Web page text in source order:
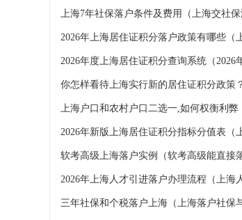
2026年度上海居住证积分查询系统（2026
你怎样看待上海实行新的居住证积分政策
2026年新版上海居住证积分指标分值表（
软考高级上海落户实例（软考高级能直接
三年社保和个税落户上海（上海落户社保